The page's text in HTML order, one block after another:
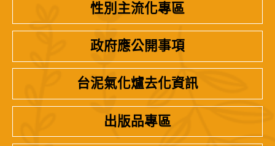
性別主流化專區
政府應公開事項
台泥氣化爐去化資訊
出版品專區